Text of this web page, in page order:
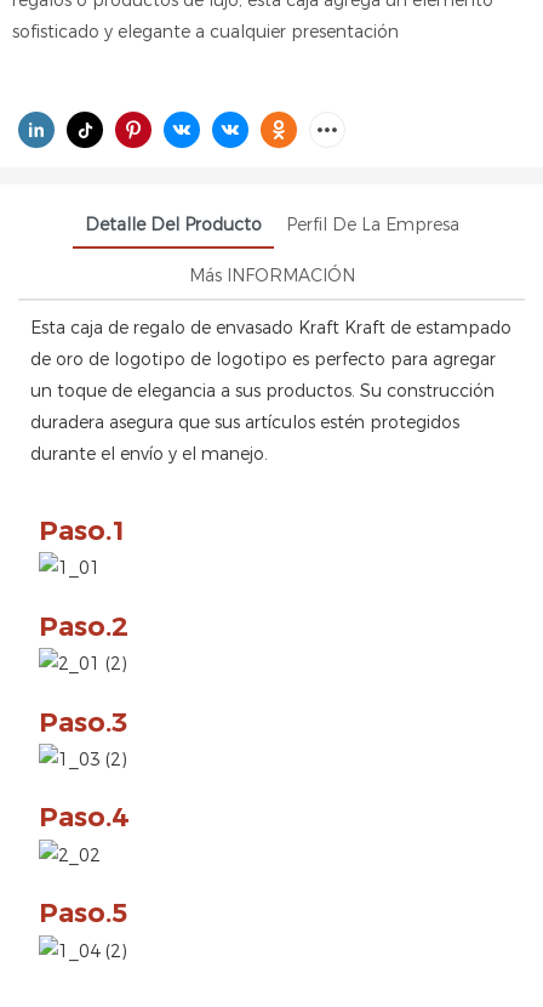
sofisticado y elegante a cualquier presentación
Detalle Del Producto Perfil De La Empresa
Más INFORMACIÓN
Esta caja de regalo de envasado Kraft Kraft de estampado
de oro de logotipo de logotipo es perfecto para agregar
un toque de elegancia a sus productos. Su construcción
duradera asegura que sus artículos estén protegidos
durante el envío y el manejo.
Paso.1
Paso.2
Paso.3
Paso.4
Paso.5